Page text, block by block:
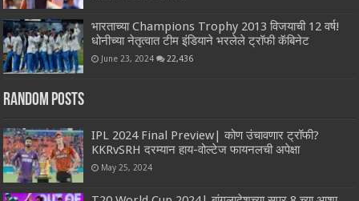
भारताच्या Champions Trophy 2013 विजयाची 12 वर्ष!
धोनीच्या नेतृत्वात टीम इंडियाने भरलेले ट्रॉफी कॅबिनेट
June 23, 2024 22,436
Random Posts
IPL 2024 Final Preview| कोण उंचावणार ट्रॉफी?
KKRvSRH दरम्यान हाय-वोल्टेज फायनलची अपेक्षा
May 25, 2024